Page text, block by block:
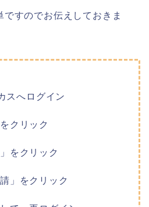
すのでお伝えしておきま
スへログイン
クリック
をクリック
」をクリック